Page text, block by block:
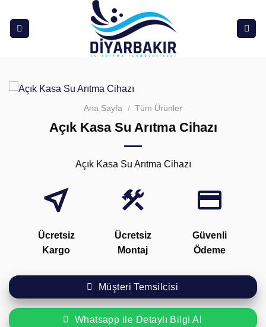
atla
Ana Sayfa / Tüm Ürünler
Açık Kasa Su Arıtma Cihazı
Açık Kasa Su Arıtma Cihazı
Ücretsiz
Kargo
Ücretsiz
Montaj
Güvenli
Ödeme
Müşteri Temsilcisi
Whatsapp ile Detaylı Bilgi Al